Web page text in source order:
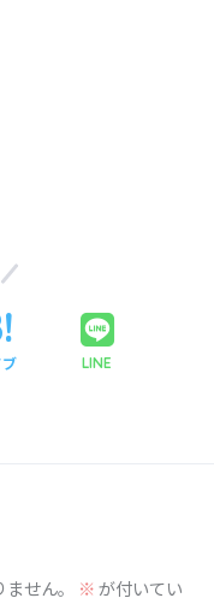
LINE
せん。 ※が付いてい